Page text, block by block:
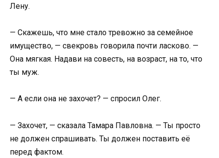
Лену.
— Скажешь, что мне стало тревожно за семейное
имущество, — свекровь говорила почти ласково. —
Она мягкая. Надави на совесть, на возраст, на то, что
ты муж.
— А если она не захочет? — спросил Олег.
— Захочет, — сказала Тамара Павловна. — Ты просто
не должен спрашивать. Ты должен поставить её
перед фактом.